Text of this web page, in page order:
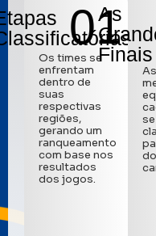
01
Os times se
enfrentam
dentro de
suas
respectivas
regiões,
gerando um
ranqueamento
com base nos
resultados
dos jogos.
As
Finais
se
do